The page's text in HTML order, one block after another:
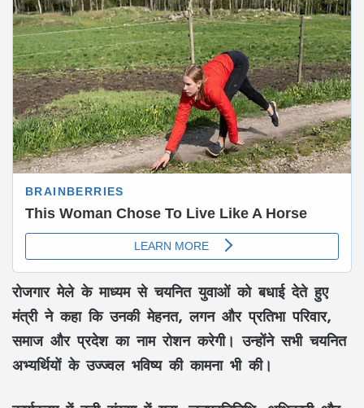
रोजगार मेले के माध्यम से चयनित युवाओं को बधाई देते हुए
मंत्री ने कहा कि उनकी मेहनत, लगन और प्रतिभा परिवार,
समाज और प्रदेश का नाम रोशन करेगी। उन्होंने सभी चयनित
अभ्यर्थियों के उज्ज्वल भविष्य की कामना भी की।